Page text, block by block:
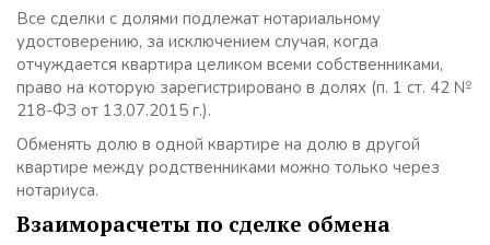
Все сделки с долями подлежат нотариальному
удостоверению, за исключением случая, когда
отчуждается квартира целиком всеми собственниками,
право на которую зарегистрировано в долях (п. 1 ст. 42 №
218-ФЗ от 13.07.2015 г.).
Обменять долю в одной квартире на долю в другой
квартире между родственниками можно только через
нотариуса.
Взаиморасчеты по сделке обмена